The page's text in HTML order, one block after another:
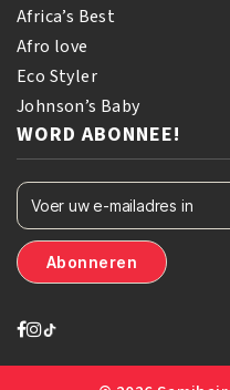
Africa’s Best
Afro love
Eco Styler
Johnson’s Baby
WORD ABONNEE!